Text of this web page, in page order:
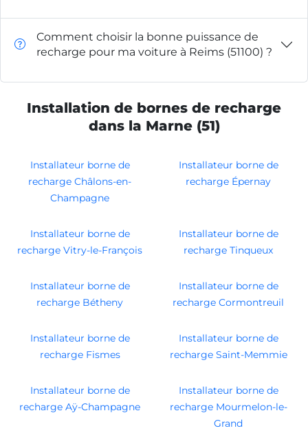
Comment choisir la bonne puissance de
recharge pour ma voiture à Reims (51100) ?
Installation de bornes de recharge
dans la Marne (51)
Installateur borne de
recharge Châlons-en-
Champagne
Installateur borne de
recharge Épernay
Installateur borne de
recharge Vitry-le-François
Installateur borne de
recharge Tinqueux
Installateur borne de
recharge Bétheny
Installateur borne de
recharge Cormontreuil
Installateur borne de
recharge Fismes
Installateur borne de
recharge Saint-Memmie
Installateur borne de
recharge Aÿ-Champagne
Installateur borne de
recharge Mourmelon-le-
Grand